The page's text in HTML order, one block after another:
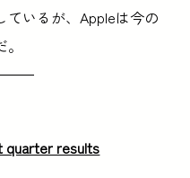
ているが、Appleは今の
results